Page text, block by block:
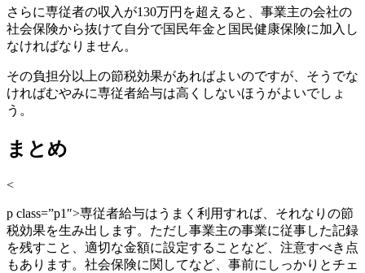
さらに専従者の収入が130万円を超えると、事業主の会社の
社会保険から抜けて自分で国民年金と国民健康保険に加入し
なければなりません。
その負担分以上の節税効果があればよいのですが、そうでな
ければむやみに専従者給与は高くしないほうがよいでしょ
う。
まとめ
<
p class=”p1″>専従者給与はうまく利用すれば、それなりの節
税効果を生み出します。ただし事業主の事業に従事した記録
を残すこと、適切な金額に設定することなど、注意すべき点
もあります。社会保険に関してなど、事前にしっかりとチェ